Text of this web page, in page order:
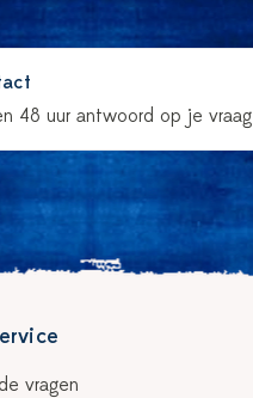
48 uur antwoord op je vraag
vragen